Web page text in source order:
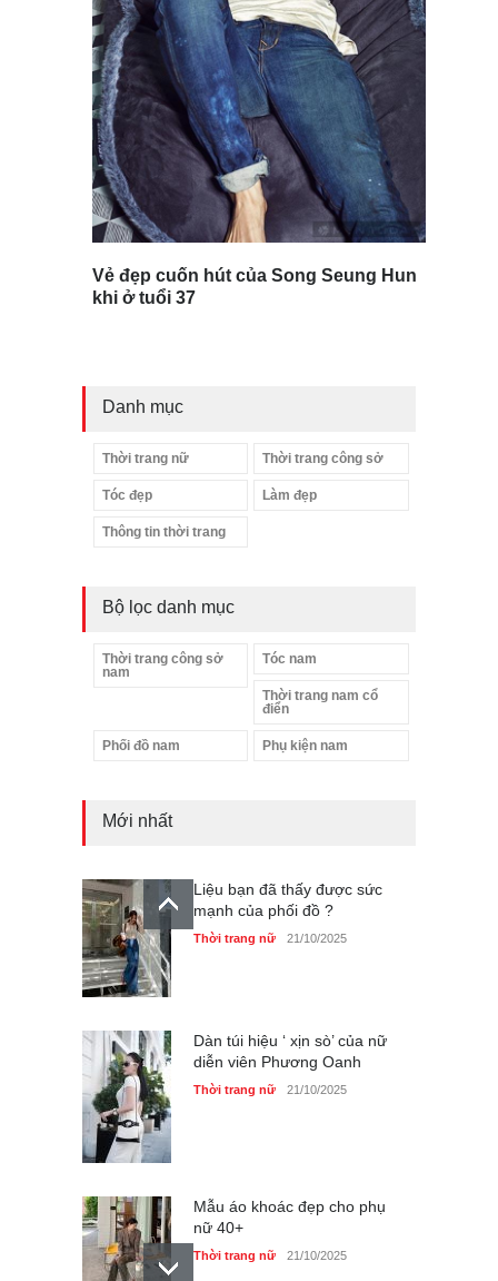
Vẻ đẹp cuốn hút của Song Seung Hun
khi ở tuổi 37
Danh mục
Thời trang nữ Thời trang công sở
Tóc đẹp Làm đẹp
Thông tin thời trang
Bộ lọc danh mục
Thời trang công sở
nam
Tóc nam
Thời trang nam cổ
điển
Phối đồ nam Phụ kiện nam
Mới nhất
Liệu bạn đã thấy được sức
mạnh của phối đồ ?
Thời trang nữ 21/10/2025
Dàn túi hiệu ‘ xịn sò’ của nữ
diễn viên Phương Oanh
Thời trang nữ 21/10/2025
Mẫu áo khoác đẹp cho phụ
nữ 40+
Thời trang nữ 21/10/2025